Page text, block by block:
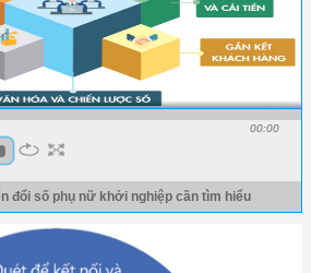
00:00
đổi số phụ nữ khởi nghiệp cần tìm hiểu